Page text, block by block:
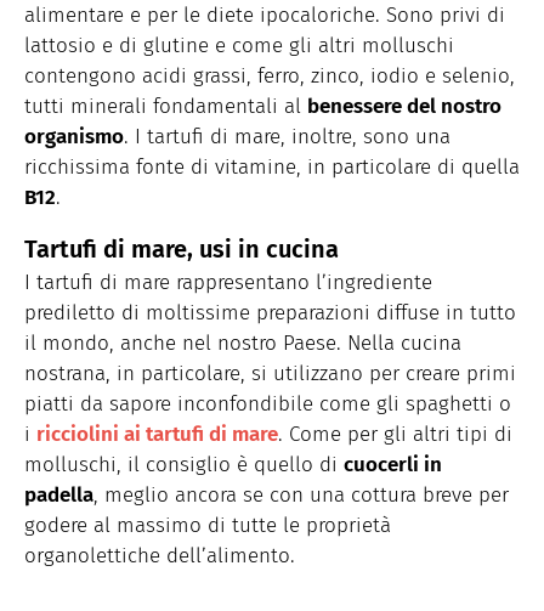
alimentare e per le diete ipocaloriche. Sono privi di
lattosio e di glutine e come gli altri molluschi
contengono acidi grassi, ferro, zinco, iodio e selenio,
tutti minerali fondamentali al benessere del nostro
organismo. I tartufi di mare, inoltre, sono una
ricchissima fonte di vitamine, in particolare di quella
B12.
Tartufi di mare, usi in cucina
I tartufi di mare rappresentano l’ingrediente
prediletto di moltissime preparazioni diffuse in tutto
il mondo, anche nel nostro Paese. Nella cucina
nostrana, in particolare, si utilizzano per creare primi
piatti da sapore inconfondibile come gli spaghetti o
i ricciolini ai tartufi di mare. Come per gli altri tipi di
molluschi, il consiglio è quello di cuocerli in
padella, meglio ancora se con una cottura breve per
godere al massimo di tutte le proprietà
organolettiche dell’alimento.